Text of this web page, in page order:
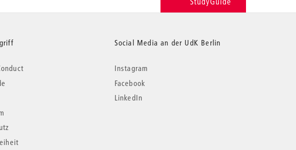
Social Media an der UdK Berlin
Instagram
Facebook
LinkedIn